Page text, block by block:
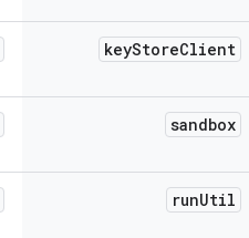
keyStoreClient
sandbox
runUtil